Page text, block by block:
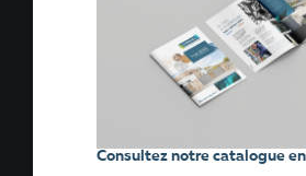
Consultez notre catalogue